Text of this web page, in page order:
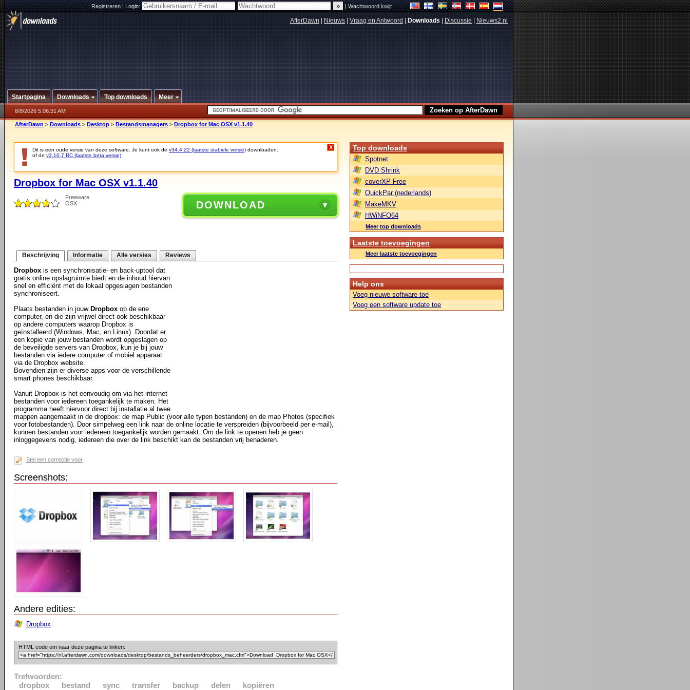
Registreren|Login: |Wachtwoord kwijt
AfterDawn Nieuws Vraag en Antwoord Downloads Discussie Nieuws2.nl
Startpagina Downloads Top downloads Meer
8/8/2026 5:06:31 AM
AfterDawn > Downloads > Desktop > Bestandsmanagers > Dropbox for Mac OSX v1.1.40
Dit is een oude versie van deze software. Je kunt ook de v34.4.22 (laatste stabiele versie) downloaden.
of de v3.10.7 RC (laatste beta versie)
X
Dropbox for Mac OSX v1.1.40
Freeware
OSX
DOWNLOAD
Beschrijving Informatie Alle versies Reviews
Dropbox is een synchronisatie- en back-uptool dat
gratis online opslagruimte biedt en de inhoud hiervan
snel en efficiënt met de lokaal opgeslagen bestanden
synchroniseert.
Plaats bestanden in jouw Dropbox op de ene
computer, en die zijn vrijwel direct ook beschikbaar
op andere computers waarop Dropbox is
geïnstalleerd (Windows, Mac, en Linux). Doordat er
een kopie van jouw bestanden wordt opgeslagen op
de beveiligde servers van Dropbox, kun je bij jouw
bestanden via iedere computer of mobiel apparaat
via de Dropbox website.
Bovendien zijn er diverse apps voor de verschillende
smart phones beschikbaar.
Vanuit Dropbox is het eenvoudig om via het internet
bestanden voor iedereen toegankelijk te maken. Het
programma heeft hiervoor direct bij installatie al twee
mappen aangemaakt in de dropbox: de map Public (voor alle typen bestanden) en de map Photos (specifiek
voor fotobestanden). Door simpelweg een link naar de online locatie te verspreiden (bijvoorbeeld per e-mail),
kunnen bestanden voor iedereen toegankelijk worden gemaakt. Om de link te openen heb je geen
inloggegevens nodig, iedereen die over de link beschikt kan de bestanden vrij benaderen.
Stel een correctie voor
Screenshots:
Andere edities:
Dropbox
HTML code om naar deze pagina te linken:
Trefwoorden:
dropbox
bestand sync transfer backup delen kopiëren
Top downloads
Spotnet
DVD Shrink
coverXP Free
QuickPar (nederlands)
MakeMKV
HWiNFO64
Meer top downloads
Laatste toevoegingen
Meer laatste toevoegingen
Help ons
Voeg nieuwe software toe
Voeg een software update toe